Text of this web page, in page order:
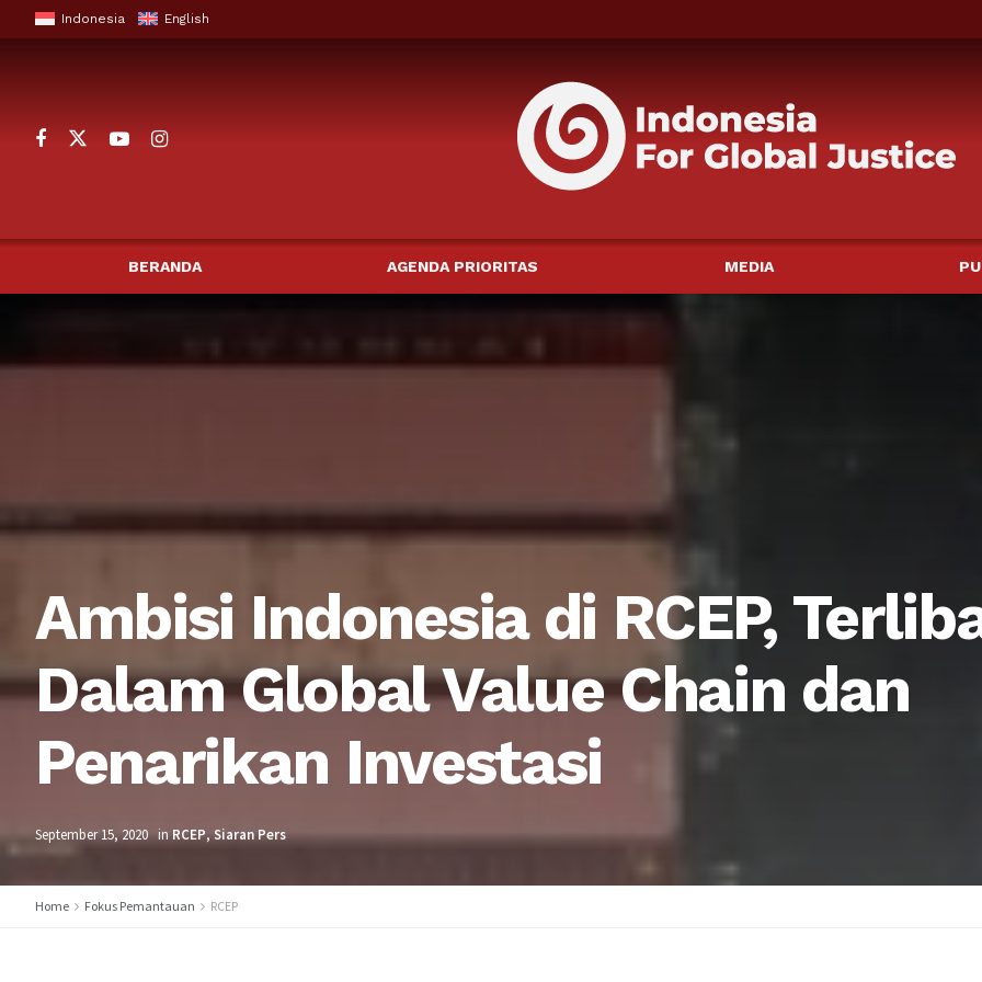
Indonesia English
BERANDA AGENDA PRIORITAS MEDIA
Ambisi Indonesia di RCEP,
Dalam Global Value Chain dan
Penarikan Investasi
September 15, 2020 in RCEP,Siaran Pers
Home Fokus Pemantauan RCEP